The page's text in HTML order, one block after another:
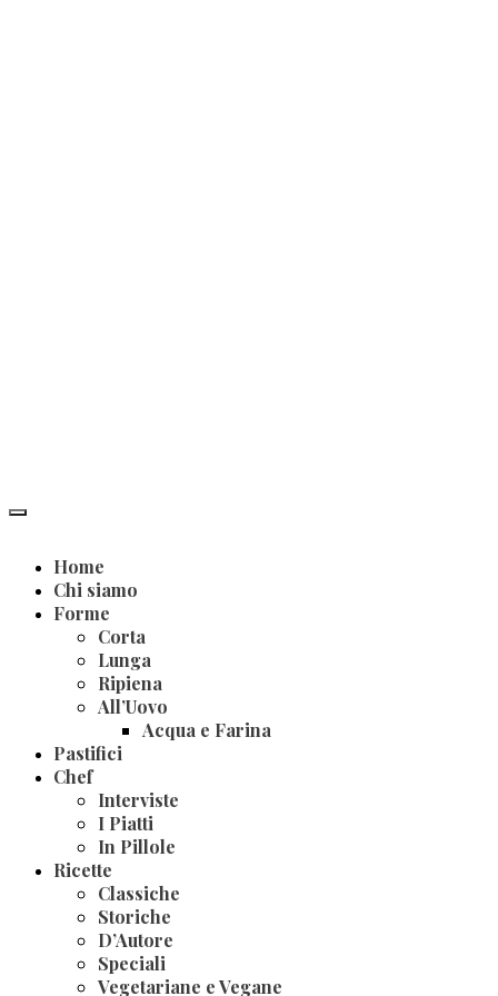
Home
Chi siamo
Forme
Corta
Lunga
Ripiena
All’Uovo
Acqua e Farina
Pastifici
Chef
Interviste
I Piatti
In Pillole
Ricette
Classiche
Storiche
D’Autore
Speciali
Vegetariane e Vegane